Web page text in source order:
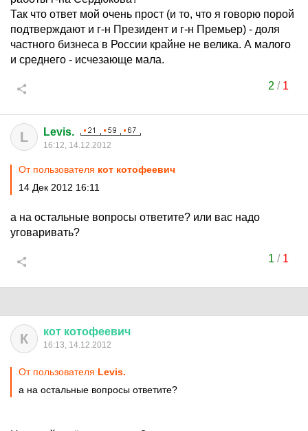
Так что ответ мой очень прост (и то, что я говорю порой
подтверждают и г-н Президент и г-н Премьер) - доля
частного бизнеса в России крайне не велика. А малого
и среднего - исчезающе мала.
2 / 1
L Levis.
16:12, 14.12.2012
От пользователя кот котофеевич
14 Дек 2012 16:11
а на остальные вопросы ответите? или вас надо
уговаривать?
1 / 1
К кот котофеевич
16:13, 14.12.2012
От пользователя Levis.
а на остальные вопросы ответите?